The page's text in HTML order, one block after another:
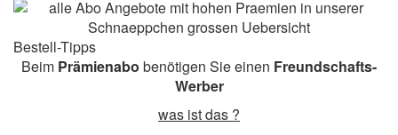
Bestell-Tipps
Beim Prämienabo benötigen Sie einen Freundschafts-
Werber
was ist das ?